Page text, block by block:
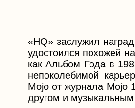
«HQ» заслужил
удостоился похожей
как Альбом Года в
непоколебимой
Мојо от журнала Mojo
другом и